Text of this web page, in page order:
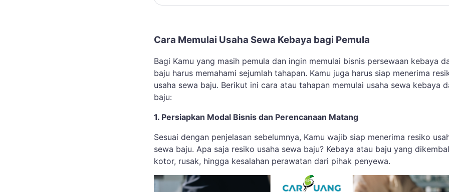
Cara Memulai Usaha Sewa Kebaya bagi Pemula
Bagi Kamu yang masih pemula dan ingin memulai bisnis persewaan kebaya
baju harus memahami sejumlah tahapan. Kamu juga harus siap menerima
usaha sewa baju. Berikut ini cara atau tahapan memulai usaha sewa kebaya
baju:
1. Persiapkan Modal Bisnis dan Perencanaan Matang
Sesuai dengan penjelasan sebelumnya, Kamu wajib siap menerima resiko
sewa baju. Apa saja resiko usaha sewa baju? Kebaya atau baju yang
kotor, rusak, hingga kesalahan perawatan dari pihak penyewa.